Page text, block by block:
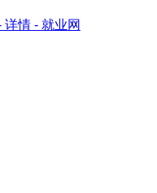
情 - 就业网